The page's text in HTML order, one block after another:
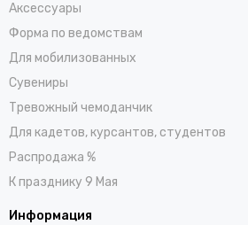
Аксессуары
Форма по ведомствам
Для мобилизованных
Сувениры
Тревожный чемоданчик
Для кадетов, курсантов, студентов
Распродажа %
К празднику 9 Мая
Информация